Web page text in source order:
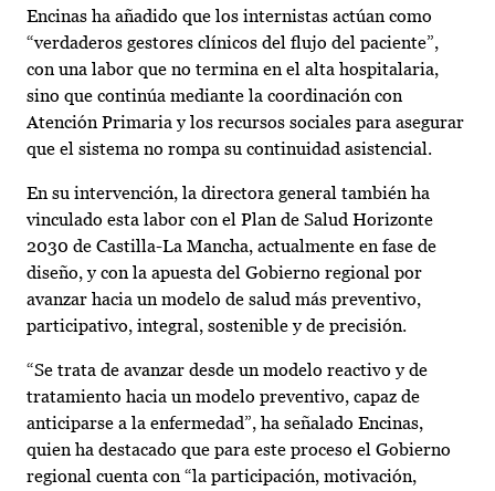
Encinas ha añadido que los internistas actúan como
“verdaderos gestores clínicos del flujo del paciente”,
con una labor que no termina en el alta hospitalaria,
sino que continúa mediante la coordinación con
Atención Primaria y los recursos sociales para asegurar
que el sistema no rompa su continuidad asistencial.
En su intervención, la directora general también ha
vinculado esta labor con el Plan de Salud Horizonte
2030 de Castilla-La Mancha, actualmente en fase de
diseño, y con la apuesta del Gobierno regional por
avanzar hacia un modelo de salud más preventivo,
participativo, integral, sostenible y de precisión.
“Se trata de avanzar desde un modelo reactivo y de
tratamiento hacia un modelo preventivo, capaz de
anticiparse a la enfermedad”, ha señalado Encinas,
quien ha destacado que para este proceso el Gobierno
regional cuenta con “la participación, motivación,